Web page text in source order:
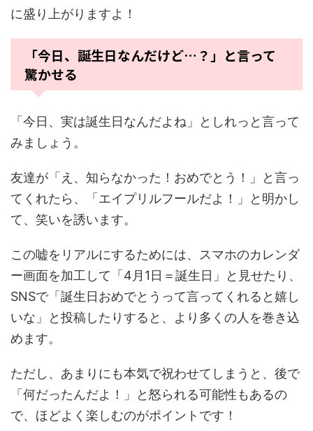
に盛り上がりますよ！
「今日、誕生日なんだけど…？」と言って
驚かせる
「今日、実は誕生日なんだよね」としれっと言って
みましょう。
友達が「え、知らなかった！おめでとう！」と言っ
てくれたら、「エイプリルフールだよ！」と明かし
て、笑いを誘います。
この嘘をリアルにするためには、スマホのカレンダ
ー画面を加工して「4月1日＝誕生日」と見せたり、
SNSで「誕生日おめでとうって言ってくれると嬉し
いな」と投稿したりすると、より多くの人を巻き込
めます。
ただし、あまりにも本気で祝わせてしまうと、後で
「何だったんだよ！」と怒られる可能性もあるの
で、ほどよく楽しむのがポイントです！